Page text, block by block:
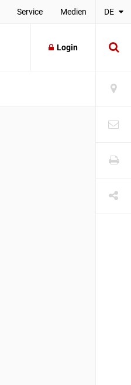
Service Medien DE
Login